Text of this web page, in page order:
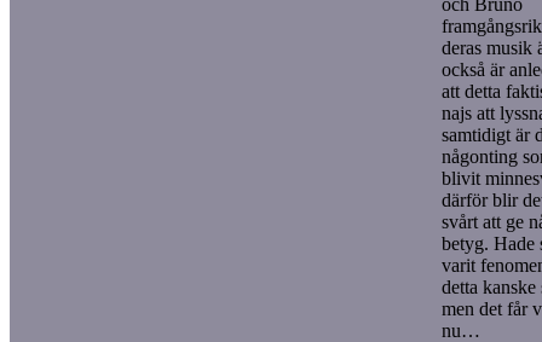
och Bruno
deras musik
också är
att detta
najs att
samtidigt är
någonting
blivit
därför blir
svårt att ge
betyg. Hade
varit
detta kanske
men det får
nu…